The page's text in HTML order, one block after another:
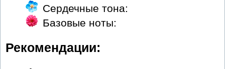
Сердечные тона:
Базовые ноты:
Рекомендации: